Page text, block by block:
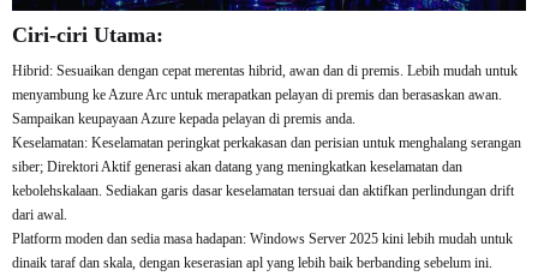
Ciri-ciri Utama:
Hibrid: Sesuaikan dengan cepat merentas hibrid, awan dan di premis. Lebih mudah untuk
menyambung ke Azure Arc untuk merapatkan pelayan di premis dan berasaskan awan.
Sampaikan keupayaan Azure kepada pelayan di premis anda.
Keselamatan: Keselamatan peringkat perkakasan dan perisian untuk menghalang serangan
siber; Direktori Aktif generasi akan datang yang meningkatkan keselamatan dan
kebolehskalaan. Sediakan garis dasar keselamatan tersuai dan aktifkan perlindungan drift
dari awal.
Platform moden dan sedia masa hadapan: Windows Server 2025 kini lebih mudah untuk
dinaik taraf dan skala, dengan keserasian apl yang lebih baik berbanding sebelum ini.